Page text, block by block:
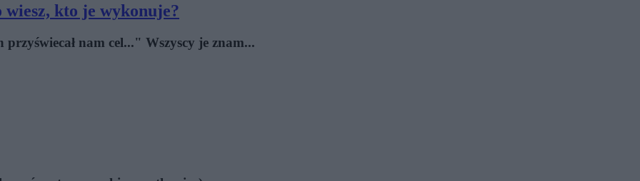
wiesz, kto je wykonuje?
nam cel..." Wszyscy je znam...